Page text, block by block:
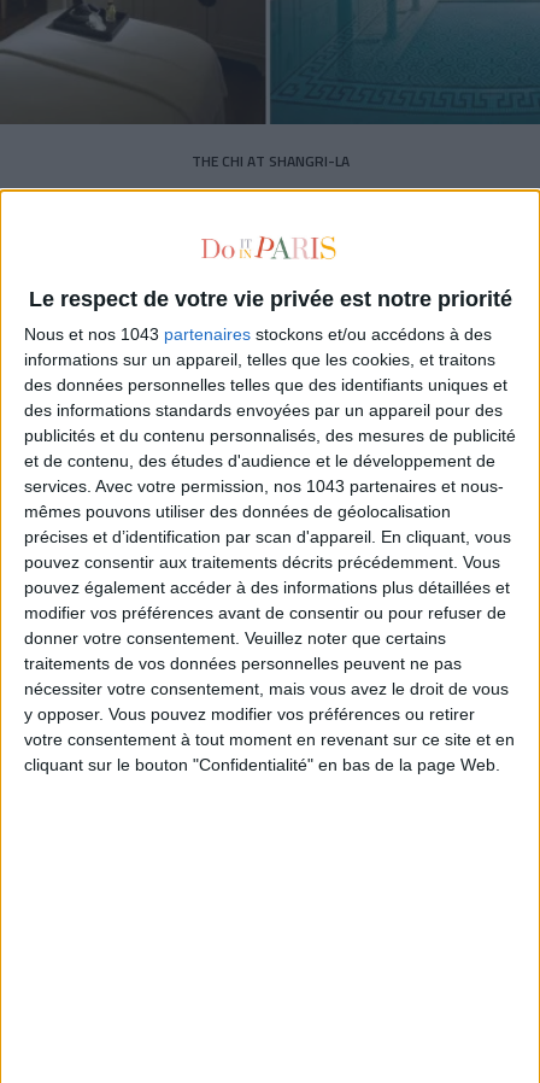
Le respect de votre vie privée est notre priorité
Nous et nos 1043 partenaires stockons et/ou accédons à des
informations sur un appareil, telles que les cookies, et traitons
des données personnelles telles que des identifiants uniques et
des informations standards envoyées par un appareil pour des
publicités et du contenu personnalisés, des mesures de publicité
et de contenu, des études d'audience et le développement de
services. Avec votre permission, nos 1043 partenaires et nous-
mêmes pouvons utiliser des données de géolocalisation
précises et d’identification par scan d'appareil. En cliquant, vous
pouvez consentir aux traitements décrits précédemment. Vous
pouvez également accéder à des informations plus détaillées et
modifier vos préférences avant de consentir ou pour refuser de
donner votre consentement. Veuillez noter que certains
traitements de vos données personnelles peuvent ne pas
nécessiter votre consentement, mais vous avez le droit de vous
y opposer. Vous pouvez modifier vos préférences ou retirer
votre consentement à tout moment en revenant sur ce site et en
cliquant sur le bouton "Confidentialité" en bas de la page Web.
THE CHI AT SHANGRI-LA
THE DIOR INSTITUTE AT THE PLAZA ATHÉNÉE